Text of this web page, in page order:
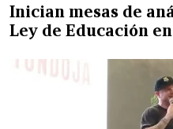
Inician mesas de
Ley de Educación